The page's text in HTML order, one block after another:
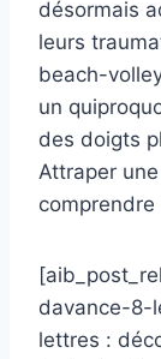
désormais
leurs
beach-
un
des doigts
Attraper
comprendre
davance-8-
lettres :